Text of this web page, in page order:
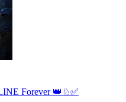
Forever 👑♘✅